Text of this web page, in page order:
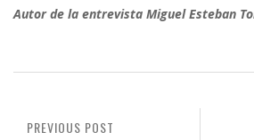
Autor de la entrevista Miguel Esteban
PREVIOUS POST